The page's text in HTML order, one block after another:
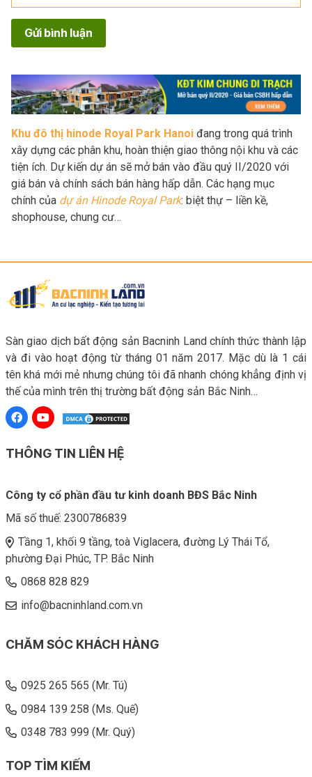
Gửi bình luận
Khu đô thị hinode Royal Park Hanoi đang trong quá trình
xây dựng các phân khu, hoàn thiện giao thông nội khu và các
tiện ích. Dự kiến dự án sẽ mở bán vào đầu quý II/2020 với
giá bán và chính sách bán hàng hấp dẫn. Các hạng mục
chính của dự án Hinode Royal Park: biệt thự – liền kề,
shophouse, chung cư…
Sàn giao dịch bất động sản Bacninh Land chính thức thành lập
và đi vào hoạt động từ tháng 01 năm 2017. Mặc dù là 1 cái
tên khá mới mẻ nhưng chúng tôi đã nhanh chóng khẳng định vị
thế của mình trên thị trường bất động sản Bắc Ninh…
THÔNG TIN LIÊN HỆ
Công ty cổ phần đầu tư kinh doanh BĐS Bắc Ninh
Mã số thuế: 2300786839
Tầng 1, khối 9 tầng, toà Viglacera, đường Lý Thái Tổ,
phường Đại Phúc, TP. Bắc Ninh
0868 828 829
info@bacninhland.com.vn
CHĂM SÓC KHÁCH HÀNG
0925 265 565 (Mr. Tú)
0984 139 258 (Ms. Quế)
0348 783 999 (Mr. Quý)
TOP TÌM KIẾM